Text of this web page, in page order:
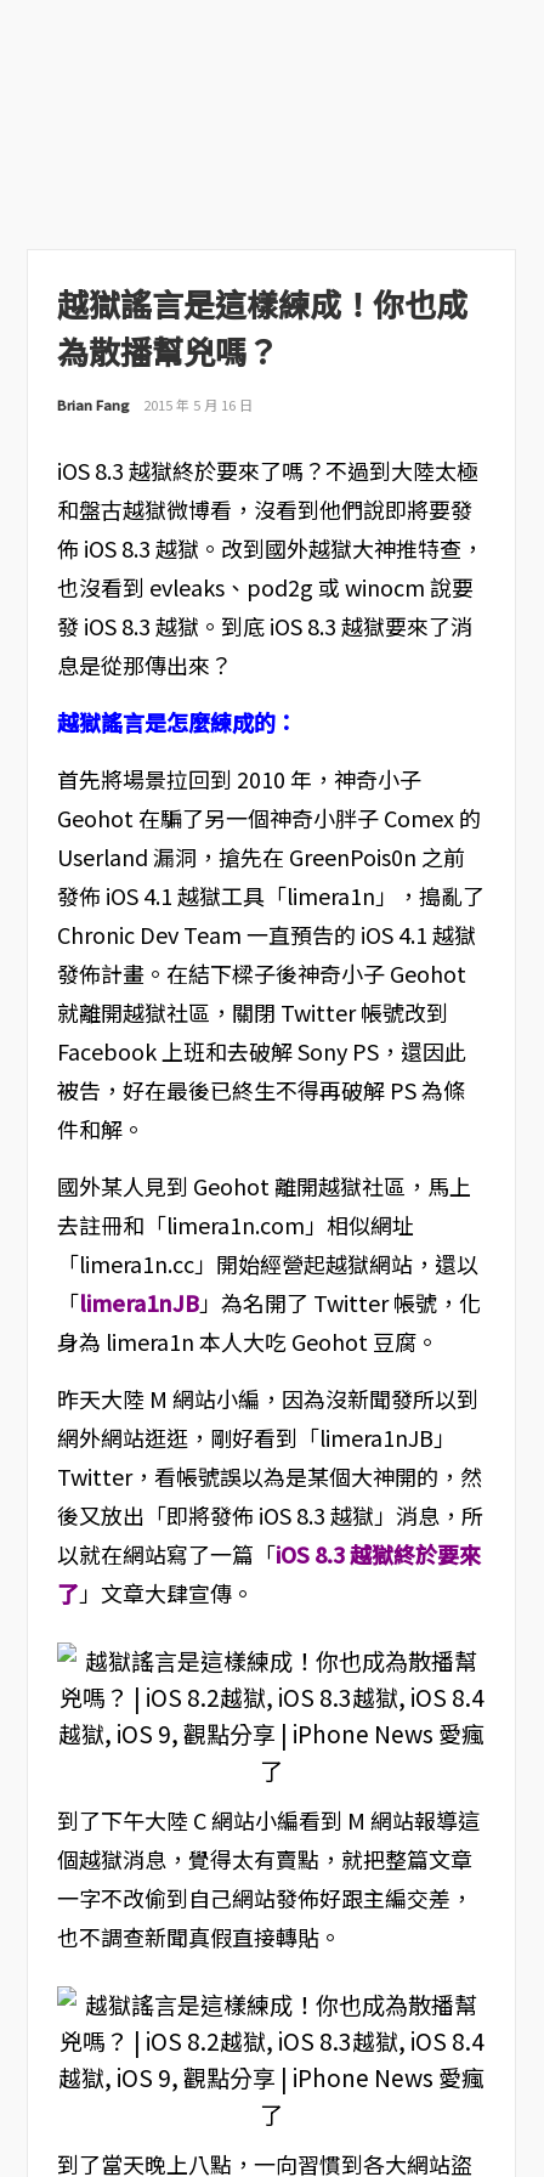
越獄謠言是這樣練成！你也成
為散播幫兇嗎？
Brian Fang 2015 年 5 月 16 日
iOS 8.3 越獄終於要來了嗎？不過到大陸太極
和盤古越獄微博看，沒看到他們說即將要發
佈 iOS 8.3 越獄。改到國外越獄大神推特查，
也沒看到 evleaks、pod2g 或 winocm 說要
發 iOS 8.3 越獄。到底 iOS 8.3 越獄要來了消
息是從那傳出來？
越獄謠言是怎麼練成的：
首先將場景拉回到 2010 年，神奇小子
Geohot 在騙了另一個神奇小胖子 Comex 的
Userland 漏洞，搶先在 GreenPois0n 之前
發佈 iOS 4.1 越獄工具「limera1n」，搗亂了
Chronic Dev Team 一直預告的 iOS 4.1 越獄
發佈計畫。在結下樑子後神奇小子 Geohot
就離開越獄社區，關閉 Twitter 帳號改到
Facebook 上班和去破解 Sony PS，還因此
被告，好在最後已終生不得再破解 PS 為條
件和解。
國外某人見到 Geohot 離開越獄社區，馬上
去註冊和「limera1n.com」相似網址
「limera1n.cc」開始經營起越獄網站，還以
「limera1nJB」為名開了 Twitter 帳號，化
身為 limera1n本人大吃 Geohot 豆腐。
昨天大陸 M 網站小編，因為沒新聞發所以到
網外網站逛逛，剛好看到「limera1nJB」
Twitter，看帳號誤以為是某個大神開的，然
後又放出「即將發佈 iOS 8.3 越獄」消息，所
以就在網站寫了一篇「iOS 8.3 越獄終於要來
了」文章大肆宣傳。
到了下午大陸 C 網站小編看到 M 網站報導這
個越獄消息，覺得太有賣點，就把整篇文章
一字不改偷到自己網站發佈好跟主編交差，
也不調查新聞真假直接轉貼。
到了當天晚上八點，一向習慣到各大網站盜